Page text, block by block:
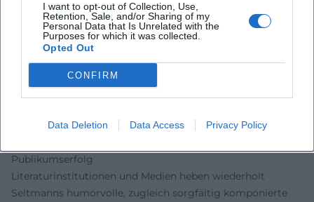
I want to opt-out of Collection, Use,
Retention, Sale, and/or Sharing of my
Personal Data that Is Unrelated with the
Purposes for which it was collected.
Opted Out
CONFIRM
Data Deletion Data Access Privacy Policy
erinnert und die Textmotive im Gedächtnis verankert.
Die Preise und Auszeichnungen – u. a. Leipziger
Lesekompass (2013, 2015) und der Siegener Preis für
Stellenwert in Schule, Bibliothek und Buchhandel. Hinzu
kommen Festivalauftritte und Literaturabende, deren
Lesen hinaus hör- und erlebbar macht.
Publikumserfolg
Literaturinstitutionen und Medien heben wiederholt
Seltmanns humorvolle, zugleich sorgfältig komponierte